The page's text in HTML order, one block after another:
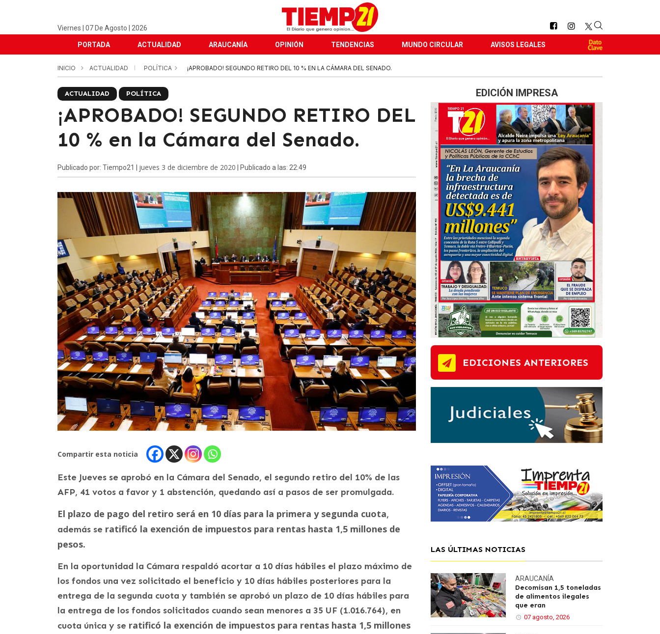
Viernes | 07 De Agosto | 2026
PORTADA ACTUALIDAD ARAUCANÍA OPINIÓN TENDENCIAS MUNDO CIRCULAR AVISOS LEGALES
INICIO ACTUALIDAD POLÍTICA ¡APROBADO! SEGUNDO RETIRO DEL 10 % EN LA CÁMARA DEL SENADO.
ACTUALIDAD POLÍTICA
¡APROBADO! SEGUNDO RETIRO DEL
10 % en la Cámara del Senado.
Publicado por: Tiempo21 | jueves 3 de diciembre de 2020 | Publicado a las: 22:49
Compartir esta noticia
Este Jueves se aprobó en la Cámara del Senado, el segundo retiro del 10% de las
AFP, 41 votos a favor y 1 abstención, quedando así a pasos de ser promulgada.
El plazo de pago del retiro será en 10 días para la primera y segunda cuota,
además se ratificó la exención de impuestos para rentas hasta 1,5 millones de
pesos.
En la oportunidad la Cámara respaldó acortar a 10 días hábiles el plazo máximo de
los fondos una vez solicitado el beneficio y 10 días hábiles posteriores para la
entrega de la segunda cuota y también se aprobó un plazo de 10 días hábiles para
la entrega de los fondos solicitados cuando sean menores a 35 UF (1.016.764), en
cuota única y se ratificó la exención de impuestos para rentas hasta 1,5 millones
EDICIÓN IMPRESA
EDICIONES ANTERIORES
LAS ÚLTIMAS NOTICIAS
ARAUCANÍA
Decomisan 1,5 toneladas
de alimentos ilegales
que eran
07 agosto, 2026